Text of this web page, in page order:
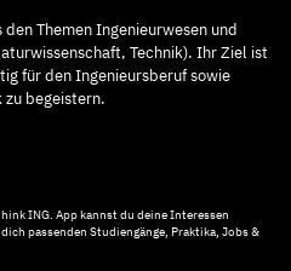
Themen Ingenieurwesen und
Technik). Ihr Ziel ist
für den Ingenieursberuf sowie
zu begeistern.
ING. App kannst du deine Interessen
passenden Studiengänge, Praktika, Jobs &